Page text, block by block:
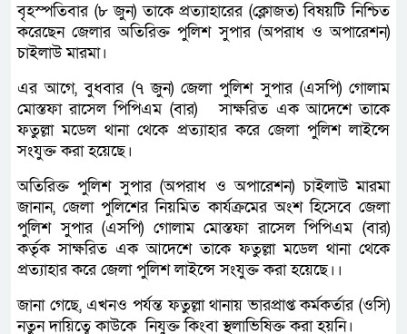
বৃহস্পতিবার (৮ জুন) তাকে প্রত্যাহারের (ক্লোজত) বিষয়টি নিশ্চিত
করেছেন জেলার অতিরিক্ত পুলিশ সুপার (অপরাধ ও অপারেশন)
চাইলাউ মারমা।
এর আগে, বুধবার (৭ জুন) জেলা পুলিশ সুপার (এসপি) গোলাম
মোস্তফা রাসেল পিপিএম (বার) সাক্ষরিত এক আদেশে তাকে
ফতুল্লা মডেল থানা থেকে প্রত্যাহার করে জেলা পুলিশ লাইন্সে
সংযুক্ত করা হয়েছে।
অতিরিক্ত পুলিশ সুপার (অপরাধ ও অপারেশন) চাইলাউ মারমা
জানান, জেলা পুলিশের নিয়মিত কার্যক্রমের অংশ হিসেবে জেলা
পুলিশ সুপার (এসপি) গোলাম মোস্তফা রাসেল পিপিএম (বার)
কর্তৃক সাক্ষরিত এক আদেশে তাকে ফতুল্লা মডেল থানা থেকে
প্রত্যাহার করে জেলা পুলিশ লাইন্সে সংযুক্ত করা হয়েছে।।
জানা গেছে, এখনও পর্যন্ত ফতুল্লা থানায় ভারপ্রাপ্ত কর্মকর্তার (ওসি)
নতুন দায়িত্বে কাউকে নিযুক্ত কিংবা স্থলাভিষিক্ত করা হয়নি।